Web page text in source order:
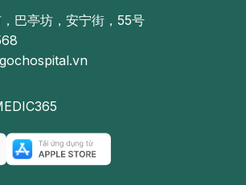
巴亭坊，安宁街，55号